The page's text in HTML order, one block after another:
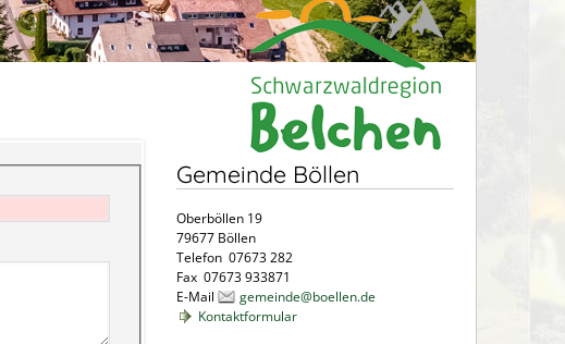
Gemeinde Böllen
Oberböllen 19
79677 Böllen
Telefon 07673 282
Fax 07673 933871
E-Mail
gemeinde@boellen.de
Kontaktformular